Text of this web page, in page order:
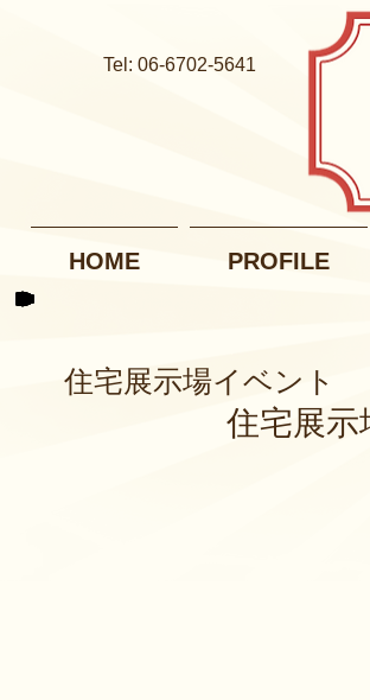
Tel: 06-6702-5641
HOME PROFILE
住宅展示場イベント
住宅展